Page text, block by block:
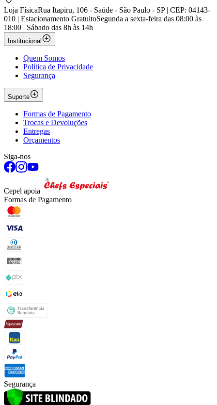
Loja FísicaRua Itapiru, 106 - Saúde - São Paulo - SP | CEP: 04143-
010 | Estacionamento GratuitoSegunda a sexta-feira das 08:00 às
18:00 | Sábado das 8h às 14h
Institucional
Quem Somos
Política de Privacidade
Segurança
Suporte
Formas de Pagamento
Trocas e Devoluções
Entregas
Orçamentos
Siga-nos
Cepel apoia
Formas de Pagamento
Segurança